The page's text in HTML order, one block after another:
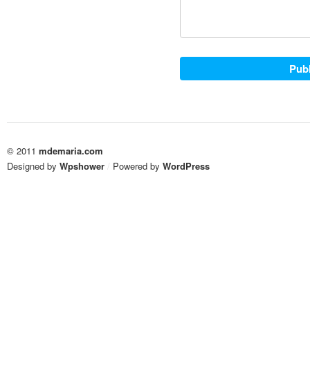
© 2011 mdemaria.com
Designed by Wpshower / Powered by WordPress